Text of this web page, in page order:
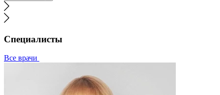
Специалисты
Все врачи